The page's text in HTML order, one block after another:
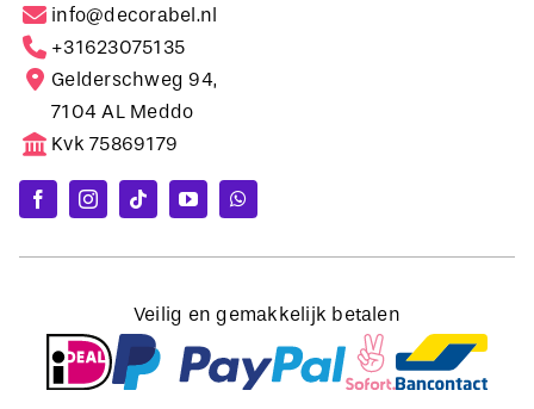
info@decorabel.nl
+31623075135
Gelderschweg 94,
7104 AL Meddo
Kvk 75869179
Veilig en gemakkelijk betalen